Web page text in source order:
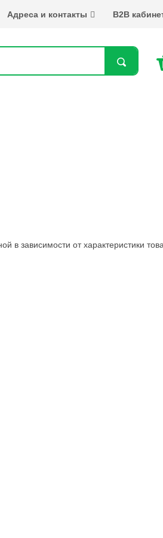
Адреса и контакты B2B
Найти
в зависимости от характеристики